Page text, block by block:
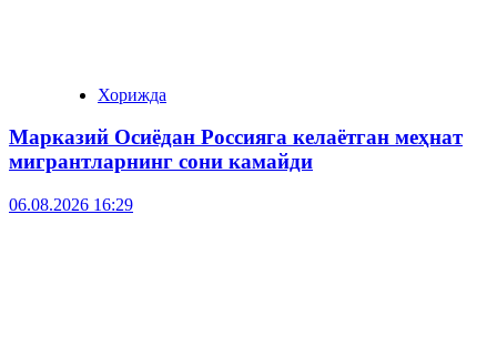
Хорижда
Марказий Осиёдан Россияга келаётган меҳнат
мигрантларнинг сони камайди
06.08.2026 16:29